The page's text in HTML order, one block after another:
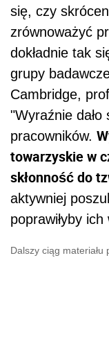
się, czy
zrównoważyć
dokładnie tak
grupy
Cambridge,
"Wyraźnie
pracowników.
towarzyskie w
skłonność do
aktywniej
poprawiłyby
Dalszy ciąg materiału